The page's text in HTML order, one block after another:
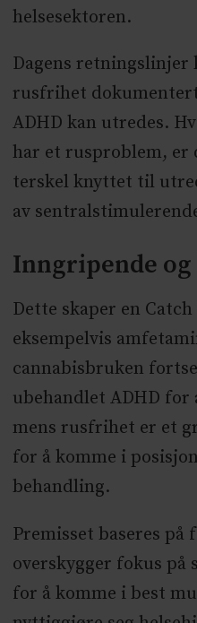
helsesektoren.
Dagens retningslinjer
rusfrihet
ADHD kan utredes.
har et rusproblem, er
terskel knyttet til
av
Inngripende og
Dette skaper en
eksempelvis
cannabisbruken
ubehandlet ADHD for
mens rusfrihet er et
for å komme i
behandling.
Premisset baseres på
overskygger fokus
for å komme i best